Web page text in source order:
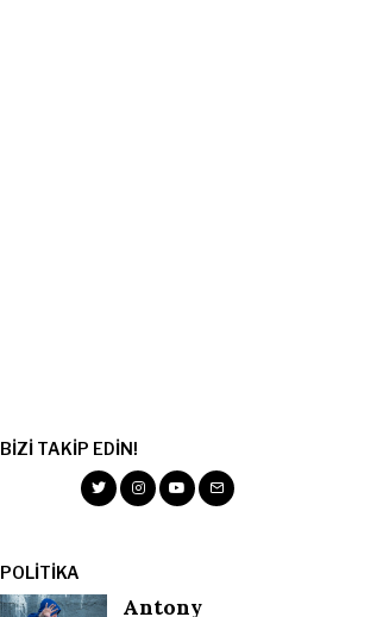
BIZI TAKIP EDIN!
POLITIKA
Antony